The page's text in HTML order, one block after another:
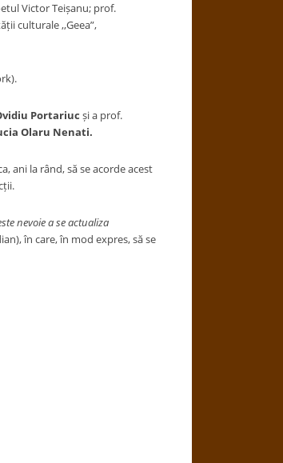
Victor Teișanu; prof.
culturale ,,Geea”,
Portariuc și a prof.
Olaru Nenati.
ani la rând, să se acorde acest
nevoie a se actualiza
în care, în mod expres, să se